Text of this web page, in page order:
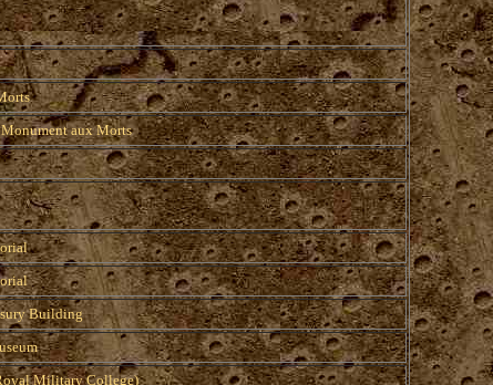
aux Morts
Building
Military College)